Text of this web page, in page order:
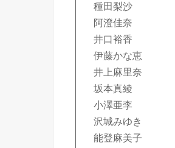
種田梨沙
阿澄佳奈
井口裕香
伊藤かな恵
井上麻里奈
坂本真綾
小澤亜李
沢城みゆき
能登麻美子